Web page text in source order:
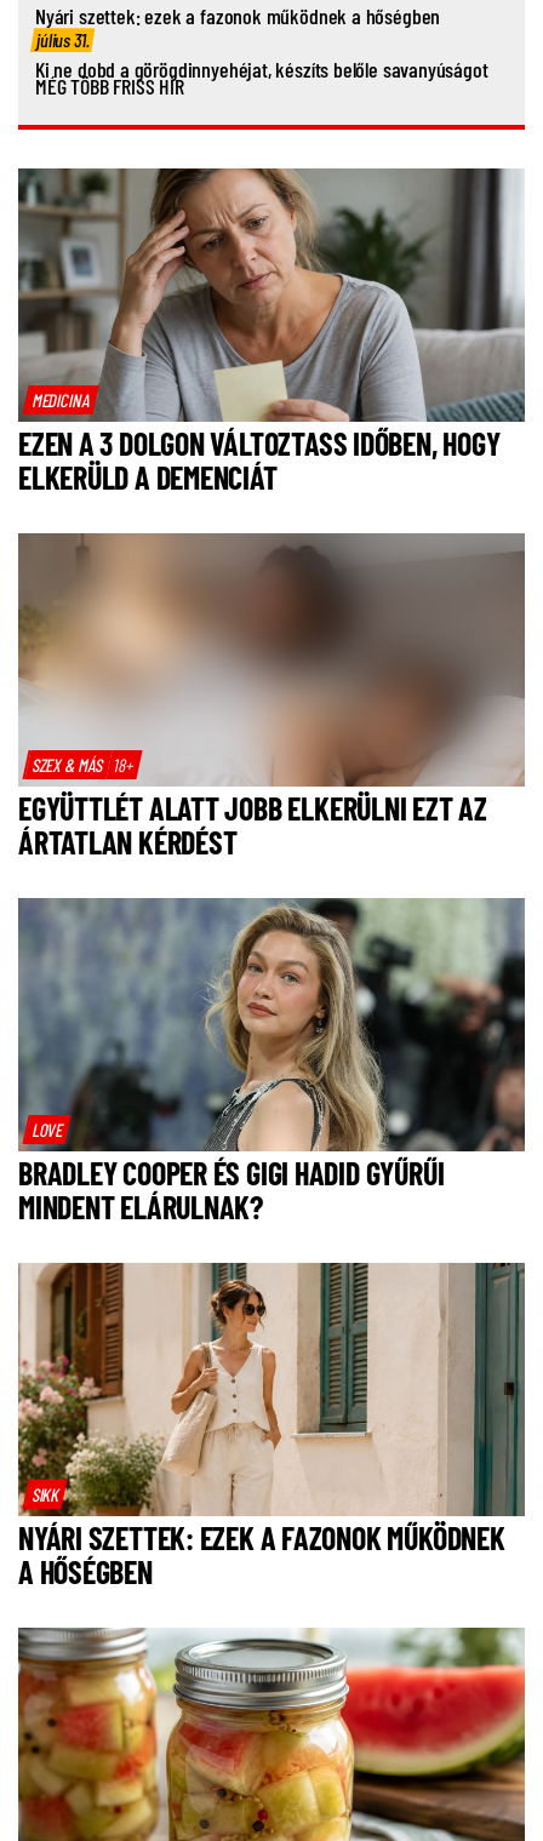
Nyári szettek: ezek a fazonok működnek a hőségben
július 31.
Ki ne dobd a görögdinnyehéjat, készíts belőle savanyúságot
MÉG TÖBB FRISS HÍR
MEDICINA
EZEN A 3 DOLGON VÁLTOZTASS IDŐBEN, HOGY
ELKERÜLD A DEMENCIÁT
SZEX & MÁS 18+
EGYÜTTLÉT ALATT JOBB ELKERÜLNI EZT AZ
ÁRTATLAN KÉRDÉST
LOVE
BRADLEY COOPER ÉS GIGI HADID GYŰRŰI
MINDENT ELÁRULNAK?
SIKK
NYÁRI SZETTEK: EZEK A FAZONOK MŰKÖDNEK
A HŐSÉGBEN